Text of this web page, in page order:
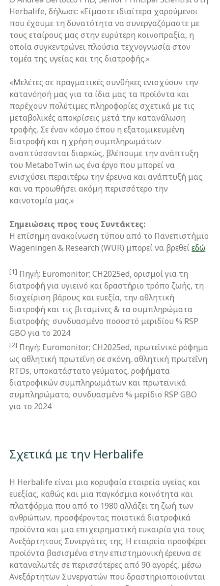
Herbalife, δήλωσε: «Είμαστε ιδιαίτερα χαρούμενοι
που έχουμε τη δυνατότητα να συνεργαζόμαστε με
τους εταίρους μας στην ευρύτερη κοινοπραξία, η
οποία συγκεντρώνει πλούσια τεχνογνωσία στον
τομέα της υγείας και της διατροφής.»
«Μελέτες σε πραγματικές συνθήκες ενισχύουν την
κατανόησή μας για τα ίδια μας τα προϊόντα και
παρέχουν πολύτιμες πληροφορίες σχετικά με τις
μεταβολικές αποκρίσεις μετά την κατανάλωση
τροφής. Σε έναν κόσμο όπου η εξατομικευμένη
διατροφή και η χρήση συμπληρωμάτων
αναπτύσσονται διαρκώς, βλέπουμε την ανάπτυξη
του MetaboTwin ως ένα έργο που μπορεί να
ενισχύσει περαιτέρω την έρευνα και ανάπτυξή μας
και να προωθήσει ακόμη περισσότερο την
καινοτομία μας.»
Σημειώσεις προς τους Συντάκτες:
Η επίσημη ανακοίνωση τύπου από το Πανεπιστήμιο
Wageningen & Research (WUR) μπορεί να βρεθείεδώ.
[1] Πηγή: Euromonitor; CH2025ed, ορισμοί για τη
διατροφή για υγιεινό και δραστήριο τρόπο ζωής, τη
διαχείριση βάρους και ευεξία, την αθλητική
διατροφή και τις βιταμίνες & τα συμπληρώματα
διατροφής· συνδυασμένο ποσοστό μεριδίου % RSP
GBO για το 2024
[2] Πηγή: Euromonitor; CH2025ed, πρωτεϊνικό ρόφημα
ως αθλητική πρωτεΐνη σε σκόνη, αθλητική πρωτεΐνη
RTDs, υποκατάστατο γεύματος, ροφήματα
διατροφικών συμπληρωμάτων και πρωτεϊνικά
συμπληρώματα; συνδυασμένο % μερίδιο RSP GBO
για το 2024
Σχετικά με την Herbalife
Η Herbalife είναι μια κορυφαία εταιρεία υγείας και
ευεξίας, καθώς και μια παγκόσμια κοινότητα και
πλατφόρμα που από το 1980 αλλάζει τη ζωή των
ανθρώπων, προσφέροντας ποιοτικά διατροφικά
προϊόντα και μια επιχειρηματική ευκαιρία για τους
Ανεξάρτητους Συνεργάτες της. Η εταιρεία προσφέρει
προϊόντα βασισμένα στην επιστημονική έρευνα σε
καταναλωτές σε περισσότερες από 90 αγορές, μέσω
Ανεξάρτητων Συνεργατών που δραστηριοποιούνται